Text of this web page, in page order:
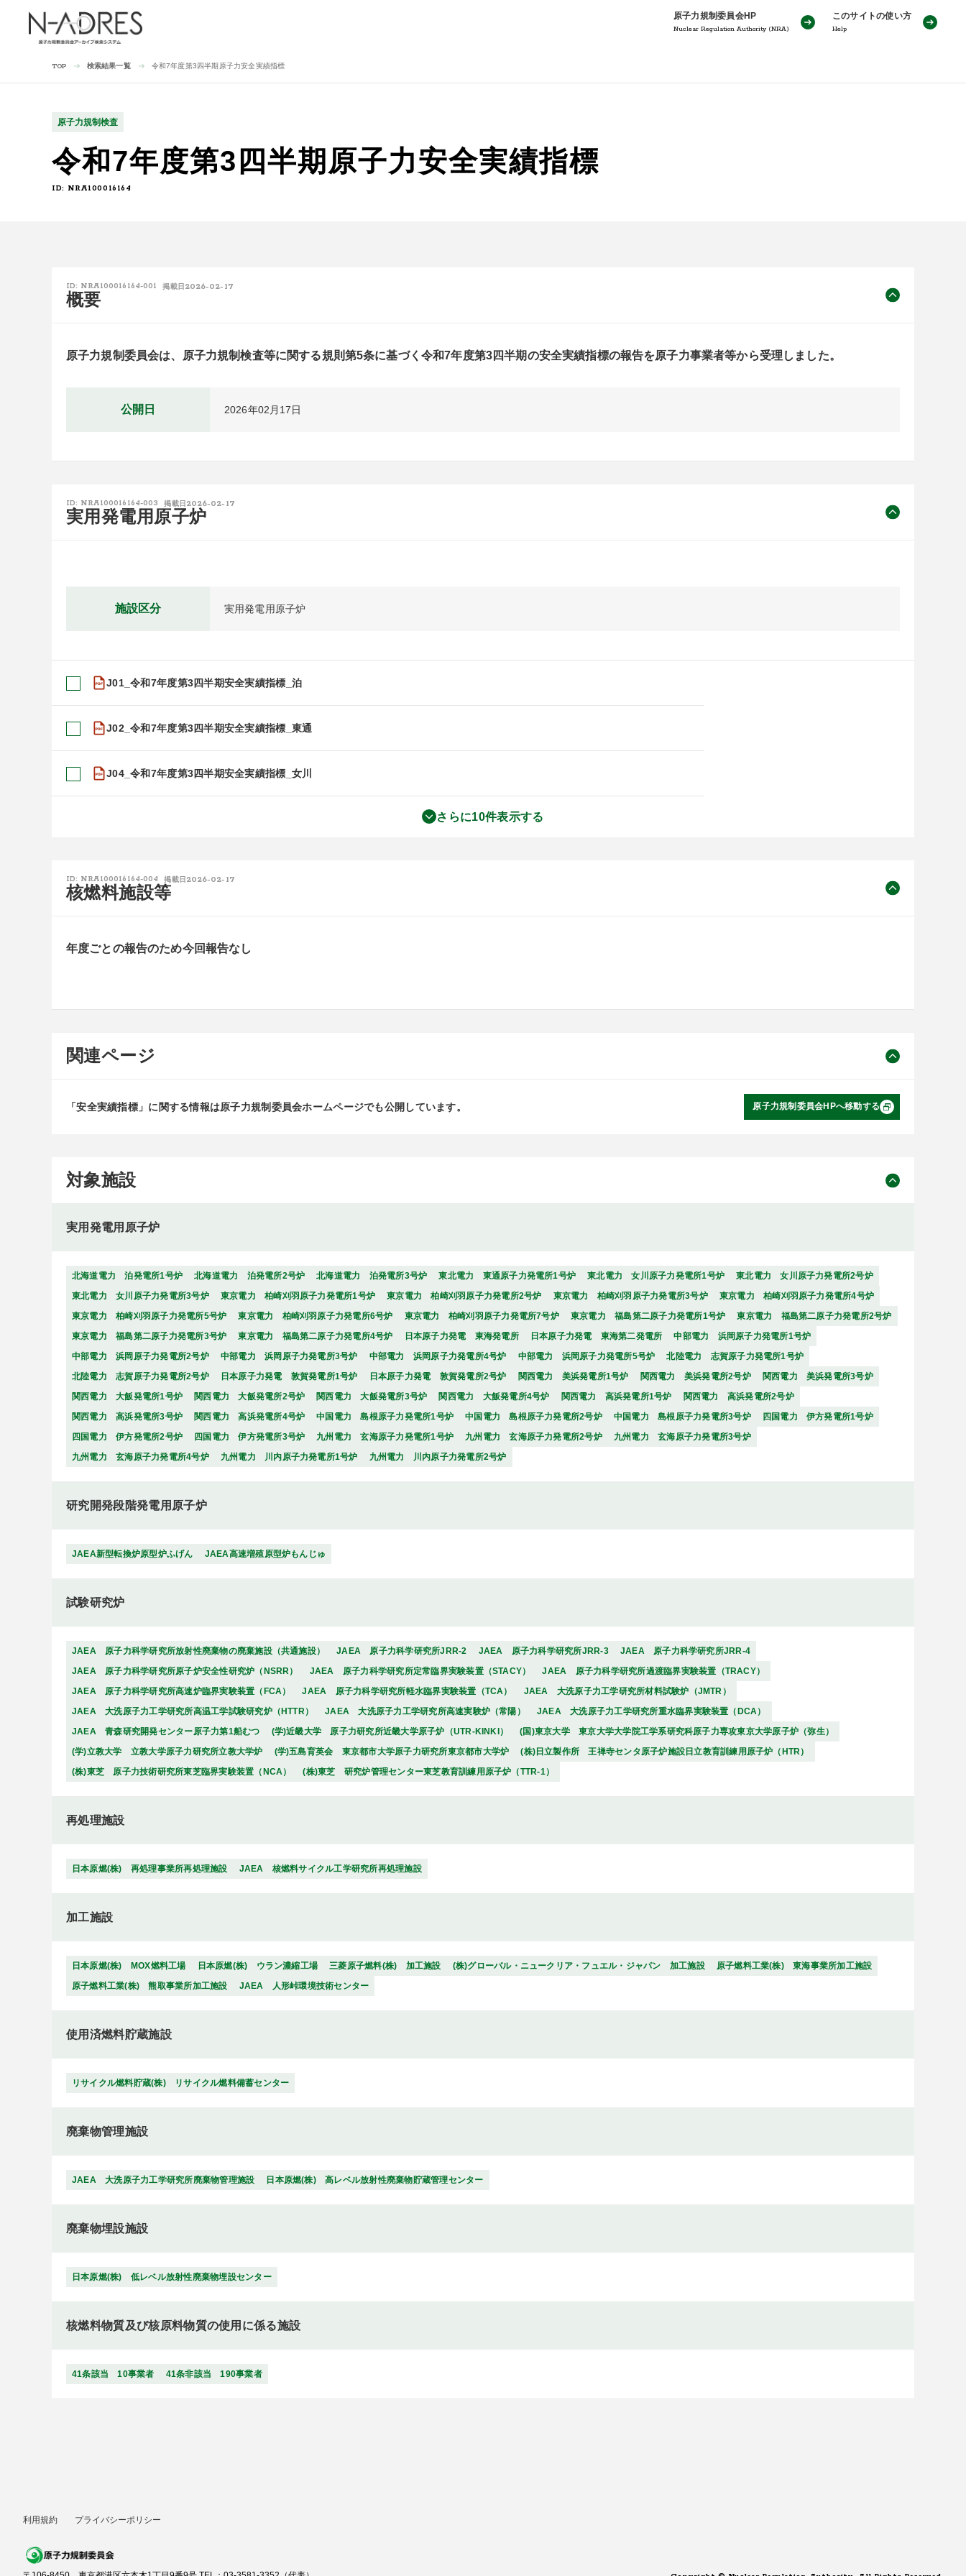
原子力規制委員会HP
Nuclear Regulation Authority (NRA)
このサイトの使い方
Help
TOP 検索結果一覧 令和7年度第3四半期原子力安全実績指標
原子力規制検査
令和7年度第3四半期原子力安全実績指標
ID: NRA100016164
ID: NRA100016164-001 掲載日 2026-02-17
概要
原子力規制委員会は、原子力規制検査等に関する規則第5条に基づく令和7年度第3四半期の安全実績指標の報告を原子力事業者等から受理しました。
公開日 2026年02月17日
ID: NRA100016164-003 掲載日 2026-02-17
実用発電用原子炉
施設区分 実用発電用原子炉
J01_令和7年度第3四半期安全実績指標_泊
J02_令和7年度第3四半期安全実績指標_東通
J04_令和7年度第3四半期安全実績指標_女川
さらに10件表示する
ID: NRA100016164-004 掲載日 2026-02-17
核燃料施設等
年度ごとの報告のため今回報告なし
関連ページ
「安全実績指標」に関する情報は原子力規制委員会ホームページでも公開しています。 原子力規制委員会HPへ移動する
対象施設
実用発電用原子炉
北海道電力 泊発電所1号炉 北海道電力 泊発電所2号炉 北海道電力 泊発電所3号炉 東北電力 東通原子力発電所1号炉 東北電力 女川原子力発電所1号炉
東北電力 女川原子力発電所2号炉
東北電力 女川原子力発電所3号炉
東京電力 柏崎刈羽原子力発電所1号炉 東京電力 柏崎刈羽原子力発電所2号炉 東京電力 柏崎刈羽原子力発電所3号炉
東京電力 柏崎刈羽原子力発電所4号炉
東京電力 柏崎刈羽原子力発電所5号炉
東京電力 柏崎刈羽原子力発電所6号炉 東京電力 柏崎刈羽原子力発電所7号炉 東京電力 福島第二原子力発電所1号炉
東京電力 福島第二原子力発電所2号炉
東京電力 福島第二原子力発電所3号炉
東京電力 福島第二原子力発電所4号炉 日本原子力発電 東海発電所 日本原子力発電 東海第二発電所
中部電力 浜岡原子力発電所1号炉
中部電力 浜岡原子力発電所2号炉
中部電力 浜岡原子力発電所3号炉 中部電力 浜岡原子力発電所4号炉 中部電力 浜岡原子力発電所5号炉
北陸電力 志賀原子力発電所1号炉
北陸電力 志賀原子力発電所2号炉
日本原子力発電 敦賀発電所1号炉 日本原子力発電 敦賀発電所2号炉 関西電力 美浜発電所1号炉 関西電力 美浜発電所2号炉
関西電力 美浜発電所3号炉
関西電力 大飯発電所1号炉
関西電力 大飯発電所2号炉 関西電力 大飯発電所3号炉 関西電力 大飯発電所4号炉 関西電力 高浜発電所1号炉
関西電力 高浜発電所2号炉
関西電力 高浜発電所3号炉
関西電力 高浜発電所4号炉 中国電力 島根原子力発電所1号炉 中国電力 島根原子力発電所2号炉 中国電力 島根原子力発電所3号炉
四国電力 伊方発電所1号炉
四国電力 伊方発電所2号炉
四国電力 伊方発電所3号炉 九州電力 玄海原子力発電所1号炉 九州電力 玄海原子力発電所2号炉
九州電力 玄海原子力発電所3号炉
九州電力 玄海原子力発電所4号炉
九州電力 川内原子力発電所1号炉 九州電力 川内原子力発電所2号炉
研究開発段階発電用原子炉
JAEA新型転換炉原型炉ふげん JAEA高速増殖原型炉もんじゅ
試験研究炉
JAEA 原子力科学研究所放射性廃棄物の廃棄施設（共通施設） JAEA 原子力科学研究所JRR-2 JAEA 原子力科学研究所JRR-3
JAEA 原子力科学研究所JRR-4
JAEA 原子力科学研究所原子炉安全性研究炉（NSRR）
JAEA 原子力科学研究所定常臨界実験装置（STACY）
JAEA 原子力科学研究所過渡臨界実験装置（TRACY）
JAEA 原子力科学研究所高速炉臨界実験装置（FCA）
JAEA 原子力科学研究所軽水臨界実験装置（TCA）
JAEA 大洗原子力工学研究所材料試験炉（JMTR）
JAEA 大洗原子力工学研究所高温工学試験研究炉（HTTR）
JAEA 大洗原子力工学研究所高速実験炉（常陽）
JAEA 大洗原子力工学研究所重水臨界実験装置（DCA）
JAEA 青森研究開発センター原子力第1船むつ
(学)近畿大学 原子力研究所近畿大学原子炉（UTR-KINKI）
(国)東京大学 東京大学大学院工学系研究科原子力専攻東京大学原子炉（弥生）
(学)立教大学 立教大学原子力研究所立教大学炉
(学)五島育英会 東京都市大学原子力研究所東京都市大学炉
(株)日立製作所 王禅寺センタ原子炉施設日立教育訓練用原子炉（HTR）
(株)東芝 原子力技術研究所東芝臨界実験装置（NCA）
(株)東芝 研究炉管理センター東芝教育訓練用原子炉（TTR-1）
再処理施設
日本原燃(株) 再処理事業所再処理施設 JAEA 核燃料サイクル工学研究所再処理施設
加工施設
日本原燃(株) MOX燃料工場 日本原燃(株) ウラン濃縮工場 三菱原子燃料(株) 加工施設 (株)グローバル・ニュークリア・フュエル・ジャパン 加工施設
原子燃料工業(株) 東海事業所加工施設
原子燃料工業(株) 熊取事業所加工施設
JAEA 人形峠環境技術センター
使用済燃料貯蔵施設
リサイクル燃料貯蔵(株) リサイクル燃料備蓄センター
廃棄物管理施設
JAEA 大洗原子力工学研究所廃棄物管理施設 日本原燃(株) 高レベル放射性廃棄物貯蔵管理センター
廃棄物埋設施設
日本原燃(株) 低レベル放射性廃棄物埋設センター
核燃料物質及び核原料物質の使用に係る施設
41条該当 10事業者 41条非該当 190事業者
利用規約 プライバシーポリシー